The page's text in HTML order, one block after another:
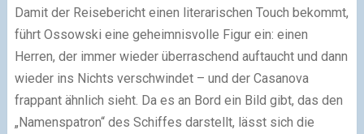
Damit der Reisebericht einen literarischen Touch bekommt,
führt Ossowski eine geheimnisvolle Figur ein: einen
Herren, der immer wieder überraschend auftaucht und dann
wieder ins Nichts verschwindet – und der Casanova
frappant ähnlich sieht. Da es an Bord ein Bild gibt, das den
„Namenspatron“ des Schiffes darstellt, lässt sich die